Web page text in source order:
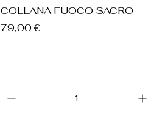
Vista rapida
COLLANA FUOCO SACRO
Prezzo
79,00 €